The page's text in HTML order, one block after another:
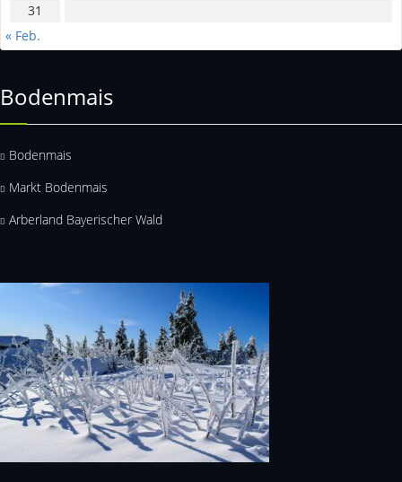
31
« Feb.
Bodenmais
Bodenmais
Markt Bodenmais
Arberland Bayerischer Wald